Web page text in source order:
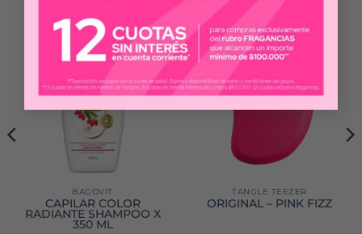
BAGOVIT
CAPILAR COLOR
RADIANTE SHAMPOO X
350 ML
TANGLE TEEZER
ORIGINAL – PINK FIZZ